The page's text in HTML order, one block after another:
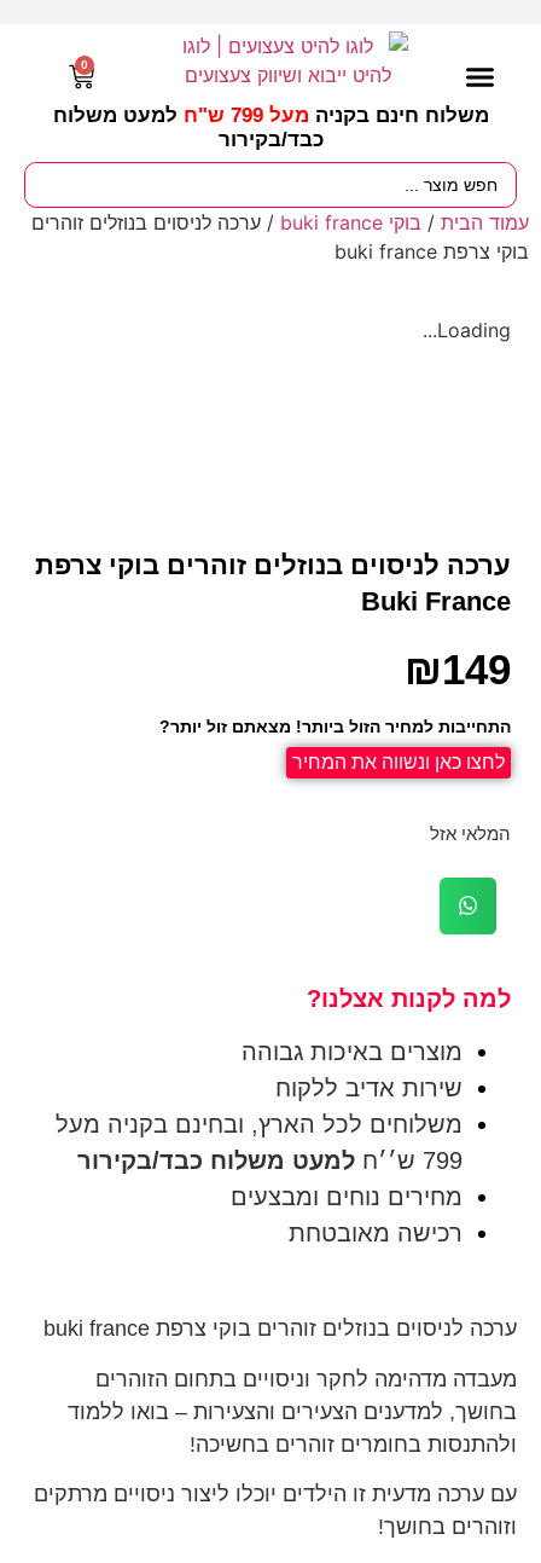
משלוח חינם בקניה מעל 799 ש"ח
למעט משלוח
כבד/בקירור
0
עמוד הבית / בוקי buki france
/ ערכה לניסוים בנוזלים זוהרים
בוקי צרפת buki france
Loading...
ערכה לניסוים בנוזלים זוהרים בוקי צרפת
Buki France
₪149
התחייבות למחיר הזול ביותר! מצאתם זול יותר?
לחצו כאן ונשווה את המחיר
המלאי אזל
למה לקנות אצלנו?
מוצרים באיכות גבוהה
שירות אדיב ללקוח
משלוחים לכל הארץ, ובחינם בקניה מעל
799 ש׳׳ח
למעט משלוח כבד/בקירור
מחירים נוחים ומבצעים
רכישה מאובטחת
ערכה לניסוים בנוזלים זוהרים בוקי צרפת buki france
מעבדה מדהימה לחקר וניסויים בתחום הזוהרים
בחושך, למדענים הצעירים והצעירות – בואו ללמוד
ולהתנסות בחומרים זוהרים בחשיכה!
עם ערכה מדעית זו הילדים יוכלו ליצור ניסויים מרתקים
וזוהרים בחושך!